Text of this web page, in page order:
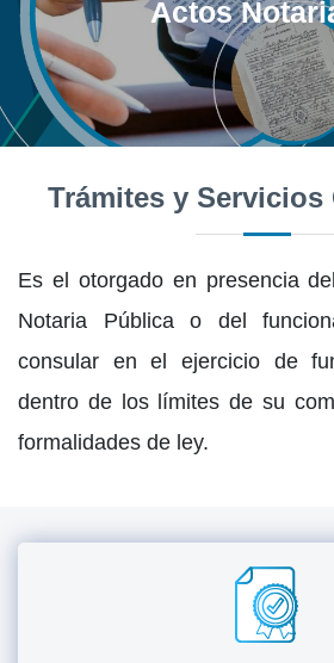
Actos
Trámites y Servicios
Es el otorgado en presencia
Notaria Pública o del
consular en el ejercicio de
dentro de los límites de su
formalidades de ley.